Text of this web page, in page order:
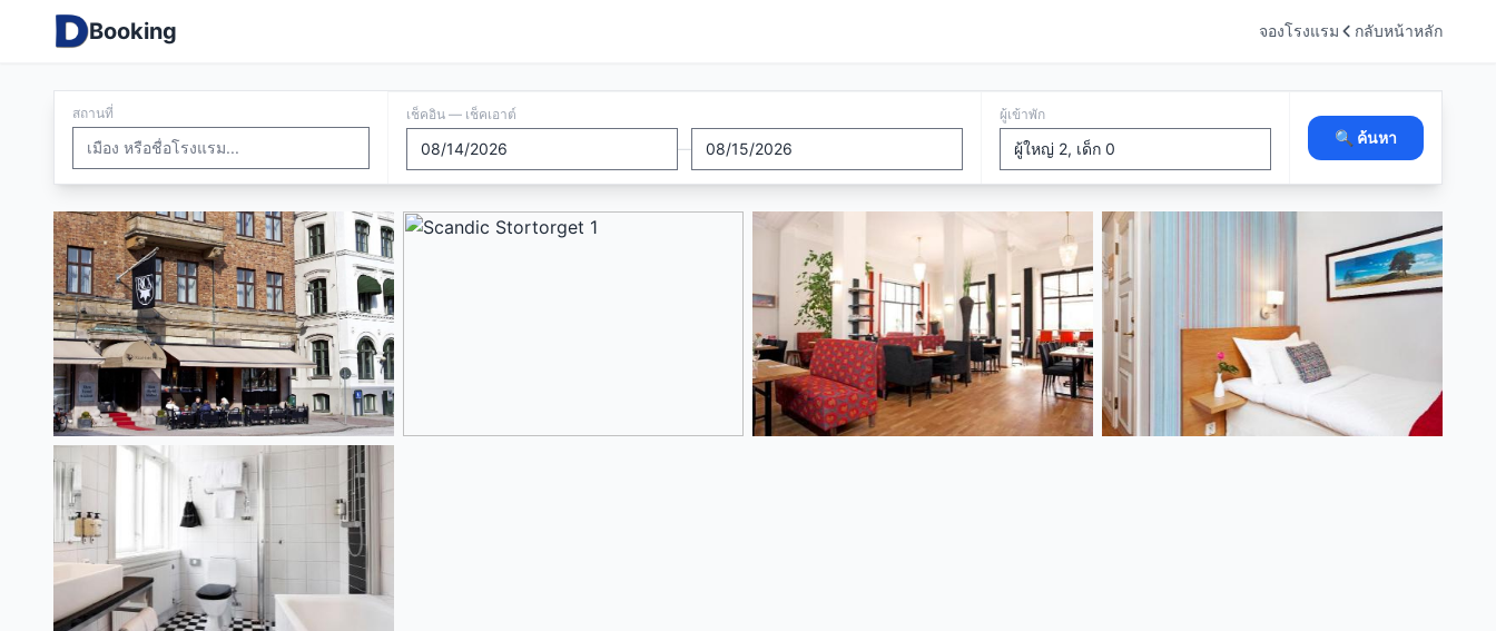
Booking จองโรงแรม กลับหน้าหลัก
สถานที่ เช็คอิน — เช็คเอาต์
—
ผู้เข้าพัก
🔍 ค้นหา